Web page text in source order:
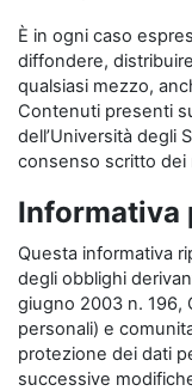
È in ogni caso
diffondere,
qualsiasi mezzo,
Contenuti presenti
dell’Università degli
consenso scritto dei
Informativa
Questa informativa
degli obblighi
giugno 2003 n. 196,
personali) e
protezione dei dati
successive